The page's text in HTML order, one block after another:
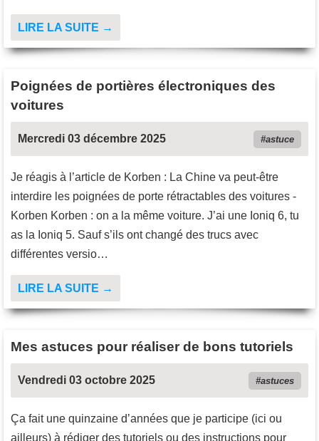
LIRE LA SUITE →
Poignées de portières électroniques des
voitures
Mercredi 03 décembre 2025 astuce
Je réagis à l’article de Korben : La Chine va peut-être
interdire les poignées de porte rétractables des voitures -
Korben Korben : on a la même voiture. J’ai une Ioniq 6, tu
as la Ioniq 5. Sauf s’ils ont changé des trucs avec
différentes versio…
LIRE LA SUITE →
Mes astuces pour réaliser de bons tutoriels
Vendredi 03 octobre 2025 astuces
Ça fait une quinzaine d’années que je participe (ici ou
ailleurs) à rédiger des tutoriels ou des instructions pour